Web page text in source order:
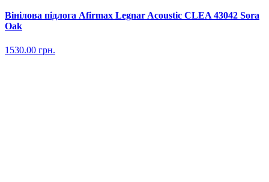
Вінілова підлога Afirmax Legnar Acoustic CLEA 43042 Sora
Oak
1530.00 грн.